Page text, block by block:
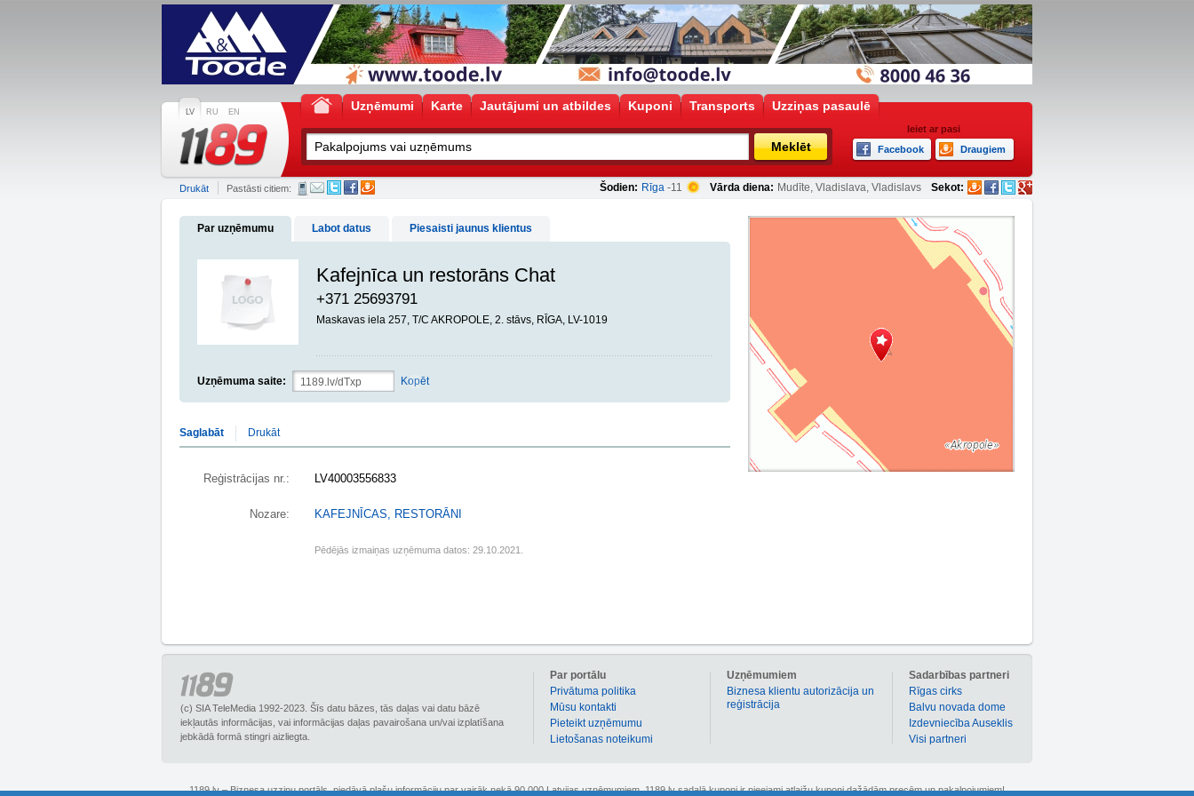
LV RU EN Uzņēmumi Karte Jautājumi un atbildes Kuponi Transports Uzziņas pasaulē
Meklēt
Ieiet ar pasi
Facebook
Draugiem
Šodien: Rīga -11 Vārda diena: Mudīte, Vladislava, Vladislavs Sekot:
Drukāt Pastāsti citiem:
Par uzņēmumu Labot datus Piesaisti jaunus klientus
Kafejnīca un restorāns Chat
+371 25693791
Maskavas iela 257, T/C AKROPOLE, 2. stāvs, RĪGA, LV-1019
Uzņēmuma saite: Kopēt
Saglabāt Drukāt
Reģistrācijas nr.: LV40003556833
Nozare: KAFEJNĪCAS, RESTORĀNI
Pēdējās izmaiņas uzņēmuma datos: 29.10.2021.
(c) SIA TeleMedia 1992-2023. Šīs datu bāzes, tās daļas vai datu bāzē
iekļautās informācijas, vai informācijas daļas pavairošana un/vai izplatīšana
jebkādā formā stingri aizliegta.
Sadarbības partneri
Rīgas cirks
Balvu novada dome
Izdevniecība Auseklis
Visi partneri
Uzņēmumiem
Biznesa klientu autorizācija un
reģistrācija
Par portālu
Privātuma politika
Mūsu kontakti
Pieteikt uzņēmumu
Lietošanas noteikumi
1189.lv – Biznesa uzziņu portāls, piedāvā plašu informāciju par vairāk nekā 90 000 Latvijas uzņēmumiem. 1189.lv sadaļā kuponi ir pieejami atlaižu kuponi dažādām precēm un pakalpojumiem!